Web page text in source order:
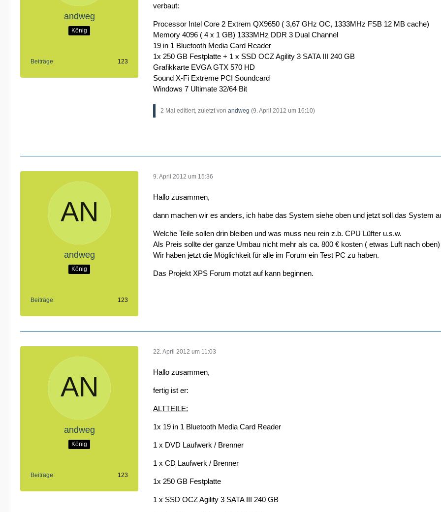
andweg
König
Beiträge 123
verbaut:
Processor Intel Core 2 Extrem QX9650 ( 3,67 GHz OC, 1333MHz FSB 12 MB cache)
Memory 4096 ( 4 x 1 GB) 1333MHz DDR 3 Dual Channel
19 in 1 Bluetooth Media Card Reader
1x 250 GB Festplatte + 1 x SSD OCZ Agility 3 SATA III 240 GB
Grafikkarte EVGA GTX 570 HD
Sound X-Fi Extreme PCI Soundcard
Windows 7 Ultimate 32/64 Bit
2 Mal editiert, zuletzt von andweg (9. April 2012 um 16:10)
andweg
König
Beiträge 123
9. April 2012 um 15:36
Hallo zusammen,
dann machen wir es anders, ich habe das System siehe oben und jetzt soll das System
Welche Teile sollen drin bleiben und was muss neu rein z.b. CPU Lüfter u.s.w.
Als Preis sollte der ganze Umbau nicht mehr als ca. 800 € kosten ( etwas Luft nach oben)
Wir haben jetzt die Möglichkeit für alle im Forum ein Test PC zu haben.
Das Projekt XPS Forum motzt auf kann beginnen.
andweg
König
Beiträge 123
22. April 2012 um 11:03
Hallo zusammen,
fertig ist er:
ALTTEILE:
1x 19 in 1 Bluetooth Media Card Reader
1 x DVD Laufwerk / Brenner
1 x CD Laufwerk / Brenner
1x 250 GB Festplatte
1 x SSD OCZ Agility 3 SATA III 240 GB